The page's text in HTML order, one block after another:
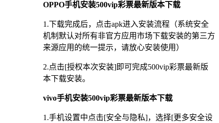
OPPO手机安装500vip彩票最新版本下载
1.下载完成后，点击apk进入安装流程（系统安全
机制默认对所有非官方应用市场下载安装的第三方
来源应用的统一提示，请放心安装使用）
2.点击[授权本次安装]即可完成500vip彩票最新版
本下载安装。
vivo手机安装500vip彩票最新版本下载
1.手机设置中点击[安全与隐私]，选择[更多安全设